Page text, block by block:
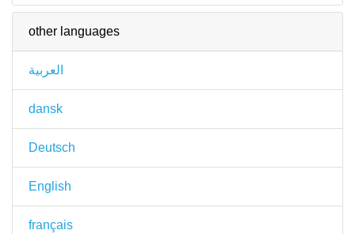
other languages
العربية
dansk
Deutsch
English
français